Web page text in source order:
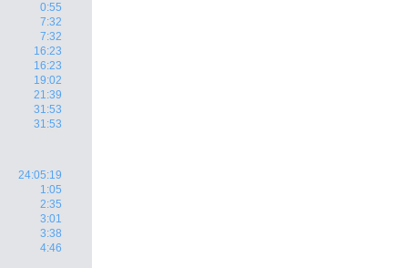
0:55
7:32
7:32
16:23
16:23
19:02
21:39
31:53
31:53
24:05:19
1:05
2:35
3:01
3:38
4:46